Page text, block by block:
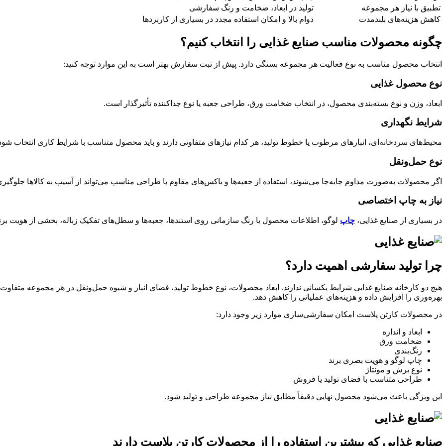
تطبیق با نیاز هر مجموعه
تولید در ابعاد، ضخامت و رنگ سفارشی
کاهش هزینه‌های بلندمدت
دوام بالا و امکان استفاده مجدد در بسیاری از کاربردها
چگونه محصولات مناسب صنایع غذایی را انتخاب کنیم؟
انتخاب محصول مناسب به نوع فعالیت هر مجموعه بستگی دارد. پیش از ثبت سفارش بهتر است به این موارد توجه کنید:
نوع محصول غذایی
ابعاد، وزن و نوع بسته‌بندی محصول، در انتخاب ضخامت ورق، طراحی جعبه یا نوع جداکننده تأثیرگذار است.
شرایط نگهداری
محیط‌های سردخانه‌ای، انبارهای مرطوب یا خطوط تولید، هر کدام نیازهای متفاوتی دارند و باید محصول متناسب با شرایط کاری انتخاب
نوع حمل‌ونقل
اگر محصولات به‌صورت مداوم جابه‌جا می‌شوند، استفاده از جعبه‌ها و باکس‌های مقاوم با طراحی مناسب می‌تواند از آسیب به کالاها
نیاز به چاپ اختصاصی
در بسیاری از صنایع غذایی، چاپ لوگو، اطلاعات محصول یا رنگ سازمانی روی استندها، جعبه‌ها و سطل‌های تفکیک زباله، بخشی از
چرا تولید سفارشی اهمیت دارد؟
هیچ دو کارخانه صنایع غذایی شرایط یکسانی ندارند. ابعاد محصولات، نوع خطوط تولید، فضای انبار و شیوه حمل‌ونقل در هر مجموعه
بهره‌وری را افزایش داده و هزینه‌های عملیاتی را کاهش دهد.
در محصولات کارتن پلاست امکان سفارشی‌سازی موارد زیر وجود دارد:
ابعاد و اندازه
ضخامت ورق
رنگ‌بندی
چاپ لوگو و هویت بصری برند
نوع برش و مونتاژ
طراحی متناسب با فضای تولید یا فروش
این ویژگی باعث می‌شود محصول نهایی دقیقاً مطابق نیاز مجموعه طراحی و تولید شود.
صنایع غذایی که بیشترین استفاده را از محصولات کارتن پلاست دارند